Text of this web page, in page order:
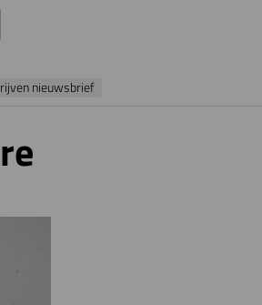
nieuwsbrief